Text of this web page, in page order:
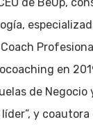
o ESC para
en
de
líder”, y